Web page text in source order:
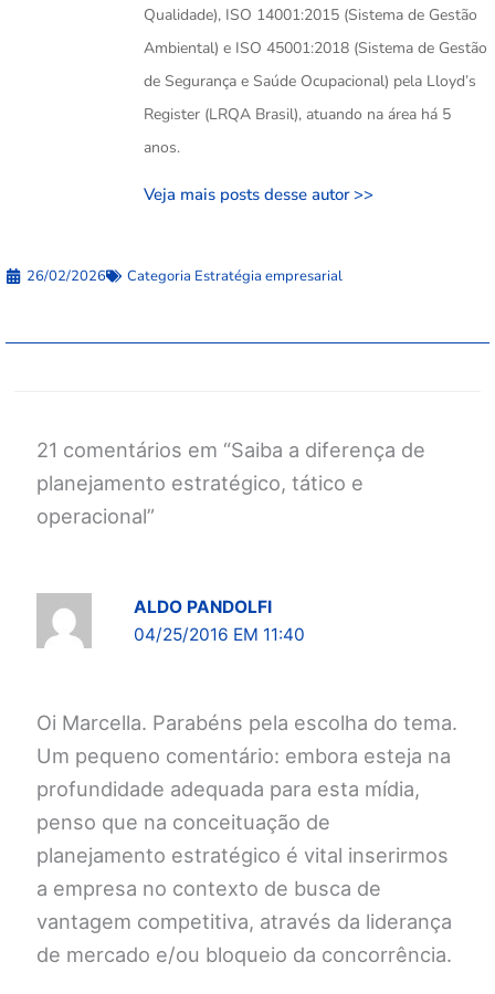
Qualidade), ISO 14001:2015 (Sistema de Gestão
Ambiental) e ISO 45001:2018 (Sistema de Gestão
de Segurança e Saúde Ocupacional) pela Lloyd’s
Register (LRQA Brasil), atuando na área há 5
anos.
Veja mais posts desse autor >>
26/02/2026 Categoria Estratégia empresarial
21 comentários em “Saiba a diferença de
planejamento estratégico, tático e
operacional”
ALDO PANDOLFI
04/25/2016 EM 11:40
Oi Marcella. Parabéns pela escolha do tema.
Um pequeno comentário: embora esteja na
profundidade adequada para esta mídia,
penso que na conceituação de
planejamento estratégico é vital inserirmos
a empresa no contexto de busca de
vantagem competitiva, através da liderança
de mercado e/ou bloqueio da concorrência.